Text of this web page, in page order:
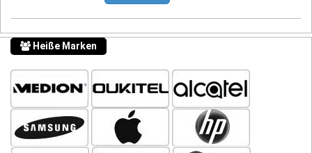
Heiße Marken